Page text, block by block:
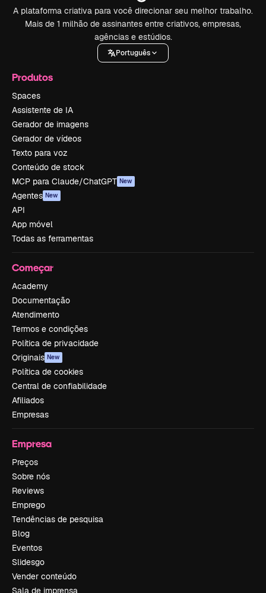
A plataforma criativa para você direcionar seu melhor trabalho.
Mais de 1 milhão de assinantes entre criativos, empresas,
agências e estúdios.
Português
Produtos
Spaces
Assistente de IA
Gerador de imagens
Gerador de vídeos
Texto para voz
Conteúdo de stock
MCP para Claude/ChatGPT New
Agentes New
API
App móvel
Todas as ferramentas
Começar
Academy
Documentação
Atendimento
Termos e condições
Política de privacidade
Originais New
Política de cookies
Central de confiabilidade
Afiliados
Empresas
Empresa
Preços
Sobre nós
Reviews
Emprego
Tendências de pesquisa
Blog
Eventos
Slidesgo
Vender conteúdo
Sala de imprensa